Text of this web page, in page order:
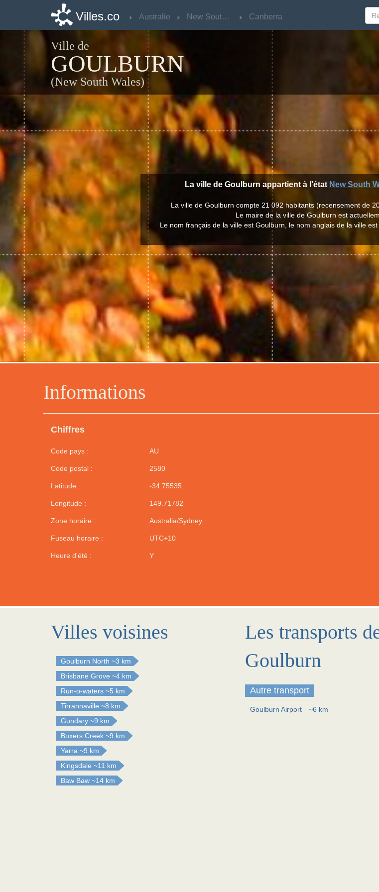
Villes.co Australie New South Wales Canberra
Ville de
GOULBURN
(New South Wales)
Informations
Chiffres
Code pays : AU
Code postal : 2580
Latitude : -34.75535
Longitude : 149.71782
Zone horaire : Australia/Sydney
Fuseau horaire : UTC+10
Heure d'été : Y
La ville de Goulburn appartient à l'état New South
La ville de Goulburn compte 21 092 habitants (recensement de
Le maire de la ville de Goulburn est
Le nom français de la ville est Goulburn, le nom anglais de la ville
Villes voisines
Goulburn North ~3 km
Brisbane Grove ~4 km
Run-o-waters ~5 km
Tirrannaville ~8 km
Gundary ~9 km
Boxers Creek ~9 km
Yarra ~9 km
Kingsdale ~11 km
Baw Baw ~14 km
Les transports
Goulburn
Autre transport
Goulburn Airport ~6 km
Villes.co Australie New South Wales Canberra